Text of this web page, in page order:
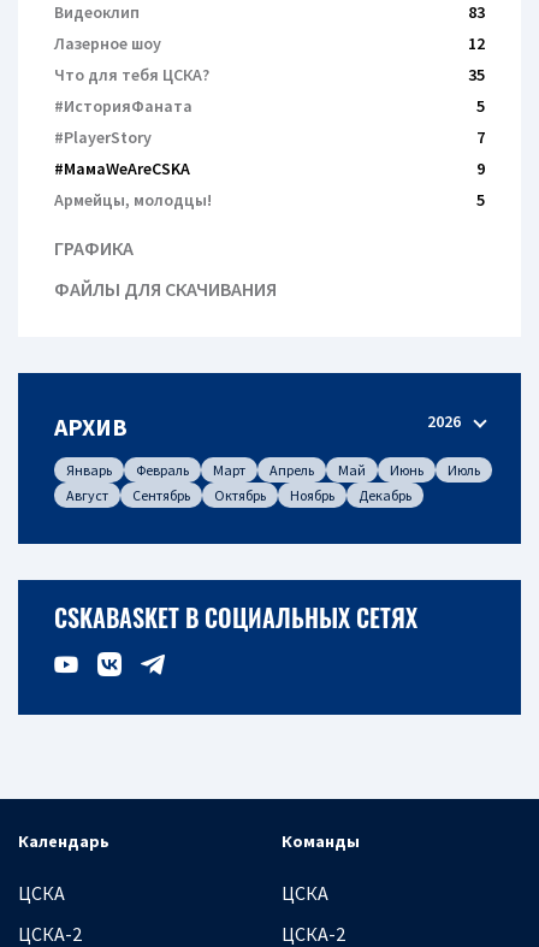
Видеоклип
83
Лазерное шоу
12
Что для тебя ЦСКА?
35
#ИсторияФаната
5
#PlayerStory
7
#МамаWeAreCSKA
9
Армейцы, молодцы!
5
ГРАФИКА
ФАЙЛЫ ДЛЯ СКАЧИВАНИЯ
АРХИВ 2026
Январь Февраль Март Апрель Май Июнь
Июль
Август
Сентябрь Октябрь Ноябрь Декабрь
CSKABASKET В СОЦИАЛЬНЫХ СЕТЯХ
Календарь
ЦСКА
ЦСКА-2
Команды
ЦСКА
ЦСКА-2